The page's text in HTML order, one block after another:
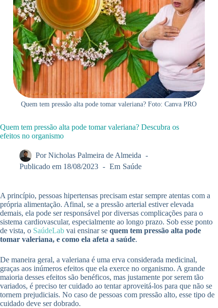
Quem tem pressão alta pode tomar valeriana? Foto: Canva PRO
Quem tem pressão alta pode tomar valeriana? Descubra os
efeitos no organismo
Por Nicholas Palmeira de Almeida
Publicado em 18/08/2023 Em Saúde
A princípio, pessoas hipertensas precisam estar sempre atentas com a
própria alimentação. Afinal, se a pressão arterial estiver elevada
demais, ela pode ser responsável por diversas complicações para o
sistema cardiovascular, especialmente ao longo prazo. Sob esse ponto
de vista, o SaúdeLab vai ensinar se quem tem pressão alta pode
tomar valeriana, e como ela afeta a saúde.
De maneira geral, a valeriana é uma erva considerada medicinal,
graças aos inúmeros efeitos que ela exerce no organismo. A grande
maioria desses efeitos são benéficos, mas justamente por serem tão
variados, é preciso ter cuidado ao tentar aproveitá-los para que não se
tornem prejudiciais. No caso de pessoas com pressão alto, esse tipo de
cuidado deve ser dobrado.